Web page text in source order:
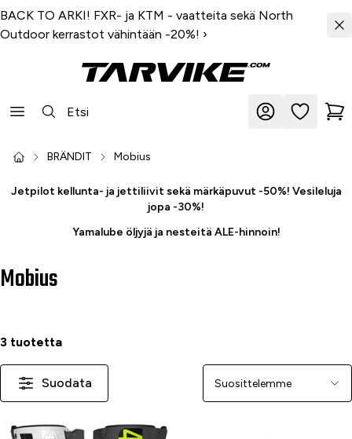
BACK TO ARKI! FXR- ja KTM - vaatteita sekä North
Outdoor kerrastot vähintään -20%! ›
BRÄNDIT Mobius
Jetpilot kellunta- ja jettiliivit sekä märkäpuvut -50%! Vesileluja
jopa -30%!
Yamalube öljyjä ja nesteitä ALE-hinnoin!
Mobius
3 tuotetta
Suodata Järjestä